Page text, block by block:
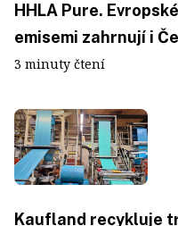
HHLA Pure.
emisemi zahrnují i
3 minuty čtení
Kaufland recykluje